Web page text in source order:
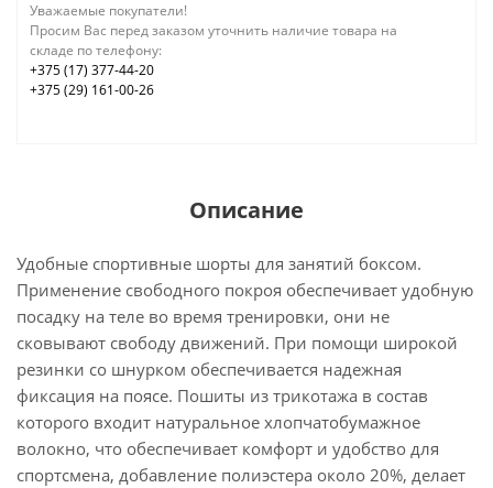
Уважаемые покупатели!
Просим Вас перед заказом уточнить наличие товара на
складе по телефону:
+375 (17) 377-44-20
+375 (29) 161-00-26
Описание
Удобные спортивные шорты для занятий боксом.
Применение свободного покроя обеспечивает удобную
посадку на теле во время тренировки, они не
сковывают свободу движений. При помощи широкой
резинки со шнурком обеспечивается надежная
фиксация на поясе. Пошиты из трикотажа в состав
которого входит натуральное хлопчатобумажное
волокно, что обеспечивает комфорт и удобство для
спортсмена, добавление полиэстера около 20%, делает